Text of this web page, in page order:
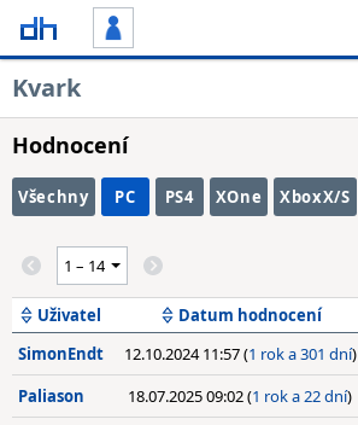
Kvark
Hodnocení
Všechny PC PS4 XOne XboxX/S
Uživatel Datum hodnocení
SimonEndt
12.10.2024 11:57 (1 rok a 301 dní)
Paliason 18.07.2025 09:02 (1 rok a 22 dní)